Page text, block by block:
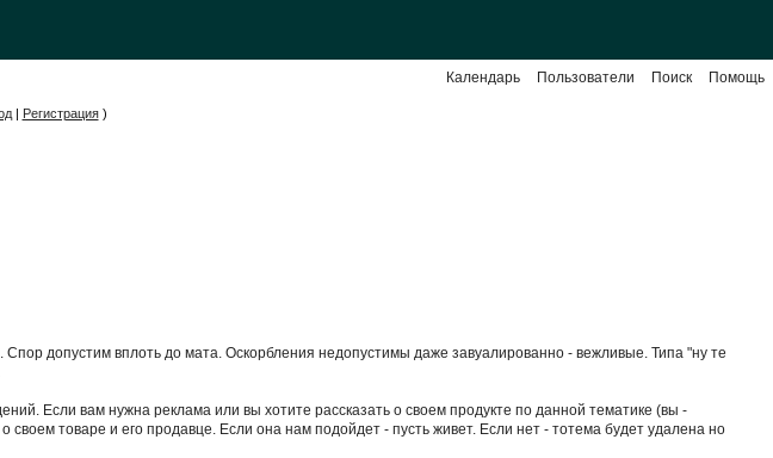
Помощь
Поиск
Пользователи
Календарь
| Регистрация)
допустим вплоть до мата. Оскорбления недопустимы даже завуалированно - вежливые. Типа "ну те
Если вам нужна реклама или вы хотите рассказать о своем продукте по данной тематике (вы -
товаре и его продавце. Если она нам подойдет - пусть живет. Если нет - тотема будет удалена но